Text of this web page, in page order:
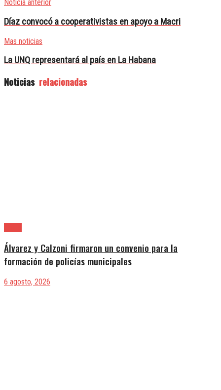
Noticia anterior
Díaz convocó a cooperativistas en apoyo a Macri
Mas noticias
La UNQ representará al país en La Habana
Noticias relacionadas
Álvarez y Calzoni firmaron un convenio para la
formación de policías municipales
6 agosto, 2026